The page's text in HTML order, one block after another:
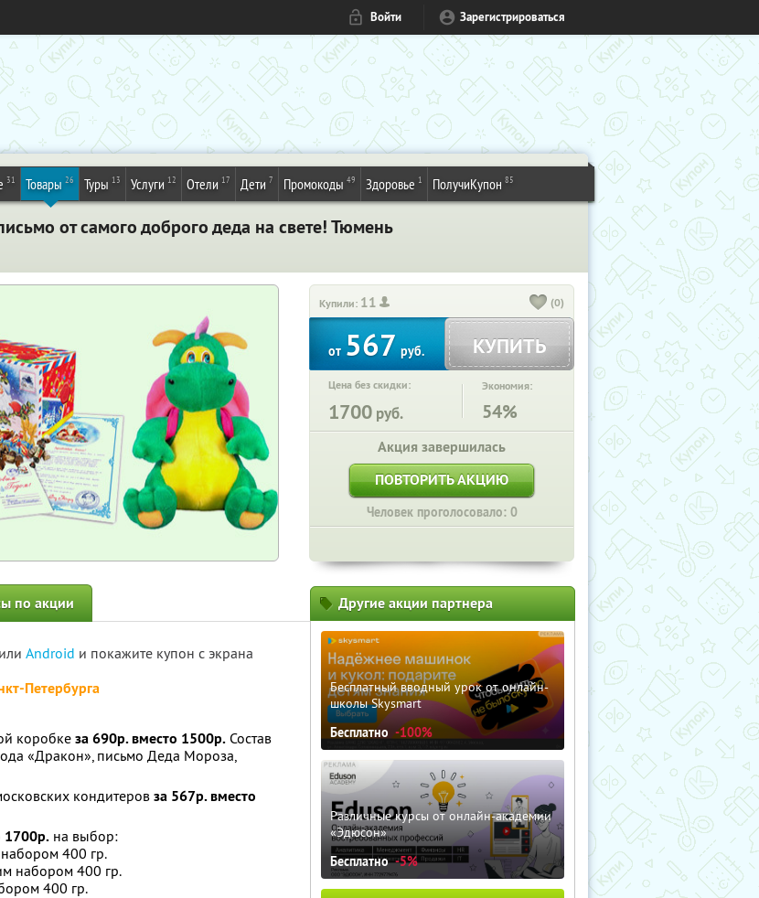
Войти Зарегистрироваться
31 Товары 26 Туры 13 Услуги 12 Отели 17 Дети 7 Промокоды 49 Здоровье 1 ПолучиКупон 85
от самого доброго деда на свете! Тюмень
Купили: 11 (0)
от567руб. КУПИТЬ
Цена без скидки:
1700 руб.
Экономия:
54%
Акция завершилась
ПОВТОРИТЬ АКЦИЮ
Человек проголосовало: 0
по акции
или Android и покажите купон с экрана
Петербурга
коробке за 690р. вместо 1500р. Состав
«Дракон», письмо Деда Мороза,
кондитеров за 567р. вместо
1700р. на выбор:
400 гр.
набором 400 гр.
400 гр.
Другие акции партнера
Бесплатный вводный урок от онлайн-
школы Skysmart
Бесплатно -100%
Различные курсы от онлайн-академии
«Эдюсон»
Бесплатно -5%